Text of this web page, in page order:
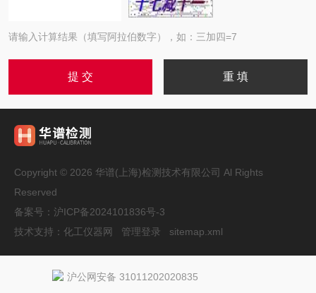
请输入计算结果（填写阿拉伯数字），如：三加四=7
Copyright © 2026 华谱(上海)检测技术有限公司 Al Rights
Reserved
备案号： 沪ICP备2024101836号-3
技术支持： 化工仪器网 管理登录 sitemap.xml
沪公网安备 31011202020835